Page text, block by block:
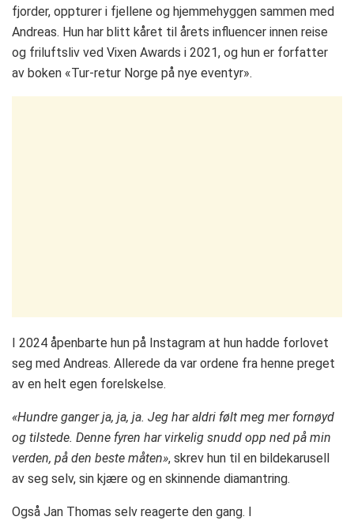
fjorder, oppturer i fjellene og hjemmehyggen sammen med
Andreas. Hun har blitt kåret til årets influencer innen reise
og friluftsliv ved Vixen Awards i 2021, og hun er forfatter
av boken «Tur-retur Norge på nye eventyr».
I 2024 åpenbarte hun på Instagram at hun hadde forlovet
seg med Andreas. Allerede da var ordene fra henne preget
av en helt egen forelskelse.
«Hundre ganger ja, ja, ja. Jeg har aldri følt meg mer fornøyd
og tilstede. Denne fyren har virkelig snudd opp ned på min
verden, på den beste måten», skrev hun til en bildekarusell
av seg selv, sin kjære og en skinnende diamantring.
Også Jan Thomas selv reagerte den gang. I